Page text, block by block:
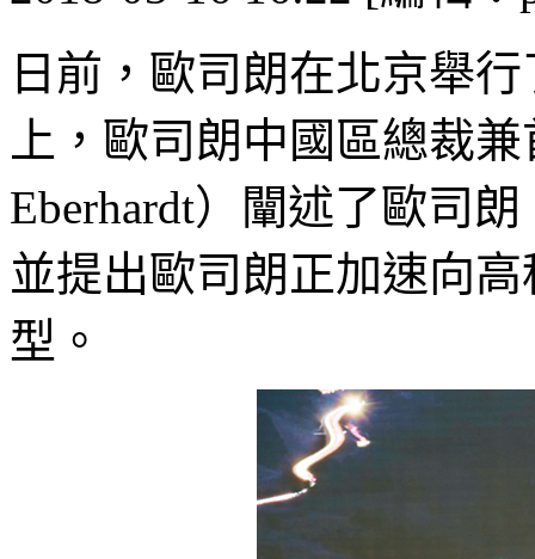
日前，歐司朗在北京舉
上，歐司朗中國區總裁
Eberhardt）闡述了歐司
並提出歐司朗正加速向
型。